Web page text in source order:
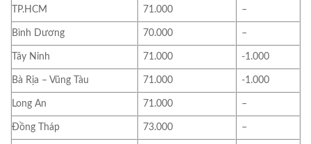
TP.HCM 71.000 –
Bình Dương 70.000 –
Tây Ninh 71.000 -1.000
Bà Rịa – Vũng Tàu 71.000 -1.000
Long An 71.000 –
Đồng Tháp 73.000 –